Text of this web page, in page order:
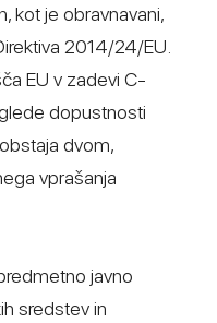
kot je obravnavani,
2014/24/EU.
EU v zadevi C-
dopustnosti
dvom,
vprašanja
javno
sredstev in